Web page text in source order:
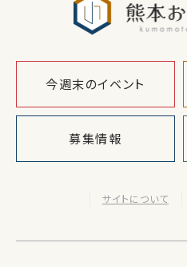
今週末のイベント
募集情報
サイトについて